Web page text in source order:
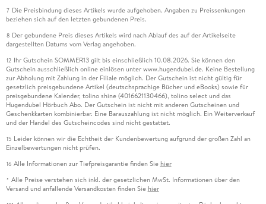
7 Die Preisbindung dieses Artikels wurde aufgehoben. Angaben zu Preissenkungen
beziehen sich auf den letzten gebundenen Preis.
8 Der gebundene Preis dieses Artikels wird nach Ablauf des auf der Artikelseite
dargestellten Datums vom Verlag angehoben.
12 Ihr Gutschein SOMMER13 gilt bis einschließlich 10.08.2026. Sie können den
Gutschein ausschließlich online einlösen unter www.hugendubel.de. Keine Bestellung
zur Abholung mit Zahlung in der Filiale möglich. Der Gutschein ist nicht gültig für
gesetzlich preisgebundene Artikel (deutschsprachige Bücher und eBooks) sowie für
preisgebundene Kalender, tolino shine (4016621130466), tolino select und das
Hugendubel Hörbuch Abo. Der Gutschein ist nicht mit anderen Gutscheinen und
Geschenkkarten kombinierbar. Eine Barauszahlung ist nicht möglich. Ein Weiterverkauf
und der Handel des Gutscheincodes sind nicht gestattet.
15 Leider können wir die Echtheit der Kundenbewertung aufgrund der großen Zahl an
Einzelbewertungen nicht prüfen.
16 Alle Informationen zur Tiefpreisgarantie finden Sie hier
* Alle Preise verstehen sich inkl. der gesetzlichen MwSt. Informationen über den
Versand und anfallende Versandkosten finden Sie hier